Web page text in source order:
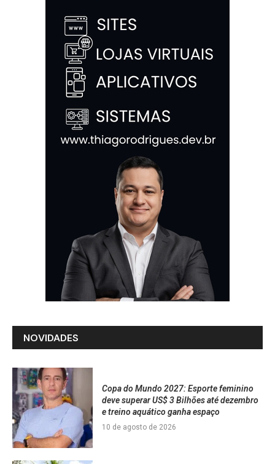
NOVIDADES
Copa do Mundo 2027: Esporte feminino
deve superar US$ 3 Bilhões até dezembro
e treino aquático ganha espaço
10 de agosto de 2026